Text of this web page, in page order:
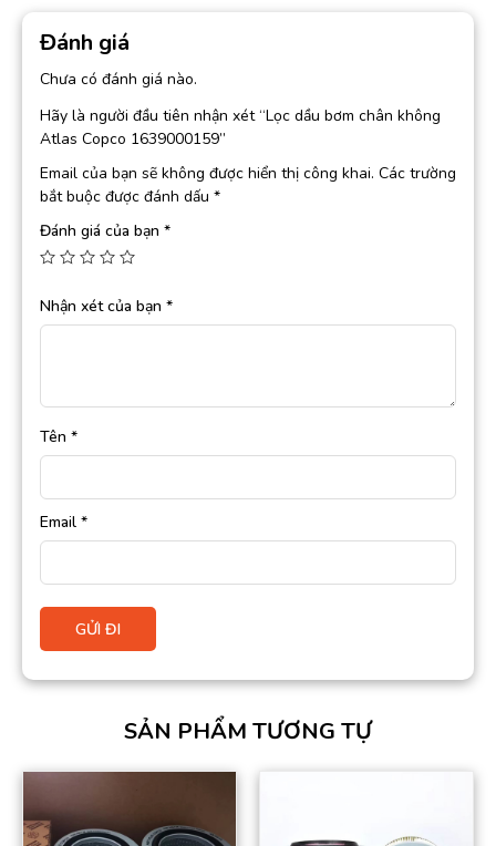
Đánh giá
Chưa có đánh giá nào.
Hãy là người đầu tiên nhận xét “Lọc dầu bơm chân không
Atlas Copco 1639000159”
Email của bạn sẽ không được hiển thị công khai. Các trường
bắt buộc được đánh dấu *
Đánh giá của bạn *
Nhận xét của bạn *
Tên *
Email *
SẢN PHẨM TƯƠNG TỰ